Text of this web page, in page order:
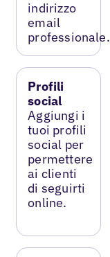
indirizzo
email
professionale.
Profili
social
Aggiungi i
tuoi profili
social per
permettere
ai clienti
di seguirti
online.